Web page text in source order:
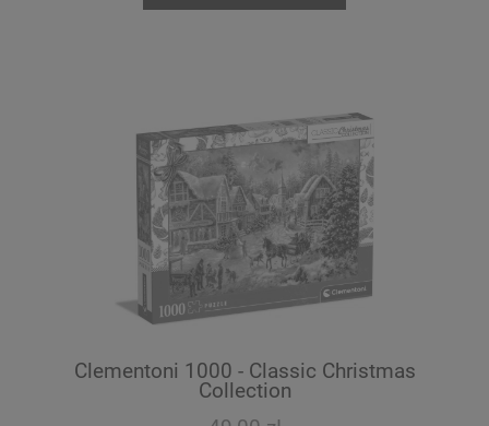
Clementoni 1000 - Classic Christmas
Collection